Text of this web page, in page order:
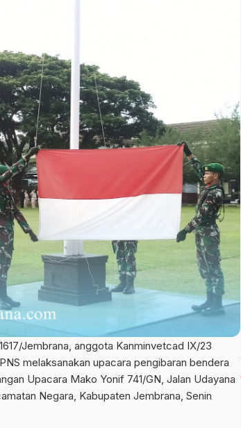
Jembrana, anggota Kanminvetcad IX/23
melaksanakan upacara pengibaran bendera
Upacara Mako Yonif 741/GN, Jalan Udayana
Negara, Kabupaten Jembrana, Senin